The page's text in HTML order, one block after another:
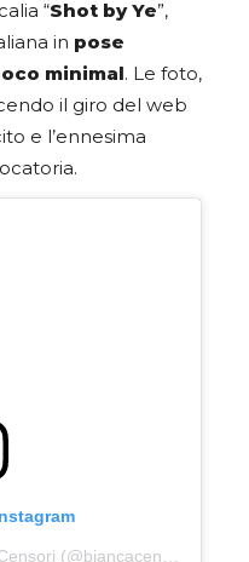
“Shot by Ye”,
in pose
minimal . Le foto,
il giro del web
e l’ennesima